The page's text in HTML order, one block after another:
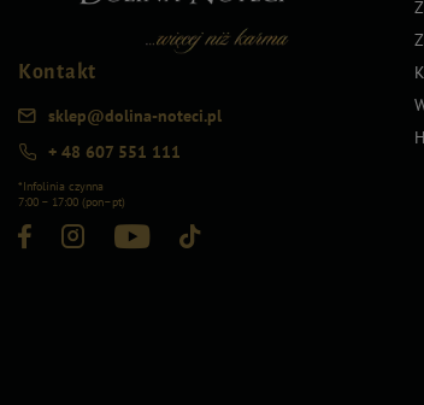
Kontakt
sklep@dolina-noteci.pl
+ 48 607 551 111
*Infolinia czynna
7:00 – 17:00 (pon–pt)